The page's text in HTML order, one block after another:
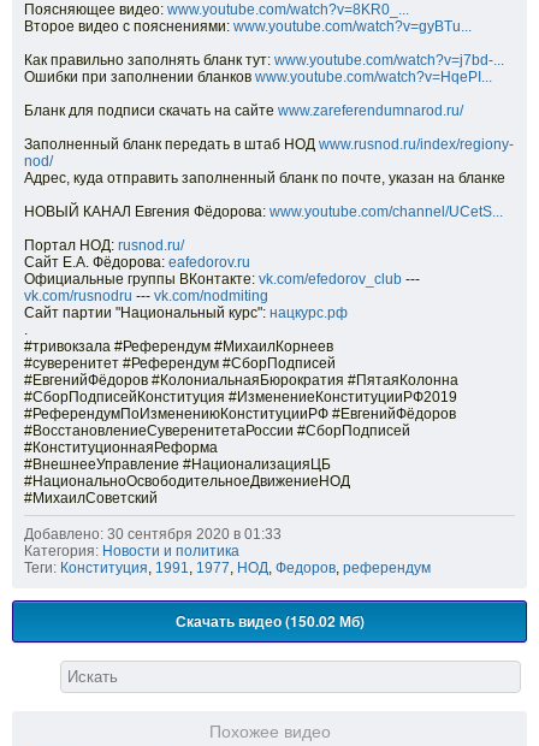
Поясняющее видео: www.youtube.com/watch?v=8KR0_...
Второе видео с пояснениями: www.youtube.com/watch?v=gyBTu...
Как правильно заполнять бланк тут: www.youtube.com/watch?v=j7bd-...
Ошибки при заполнении бланков www.youtube.com/watch?v=HqePI...
Бланк для подписи скачать на сайте www.zareferendumnarod.ru/
Заполненный бланк передать в штаб НОД www.rusnod.ru/index/regiony-
nod/
Адрес, куда отправить заполненный бланк по почте, указан на бланке
НОВЫЙ КАНАЛ Евгения Фёдорова: www.youtube.com/channel/UCetS...
Портал НОД: rusnod.ru/
Сайт Е.А. Фёдорова: eafedorov.ru
Официальные группы ВКонтакте: vk.com/efedorov_club ---
vk.com/rusnodru --- vk.com/nodmiting
Сайт партии "Национальный курс": нацкурс.рф
.
#тривокзала #Референдум #МихаилКорнеев
#суверенитет #Референдум #СборПодписей
#ЕвгенийФёдоров #КолониальнаяБюрократия #ПятаяКолонна
#СборПодписейКонституция #ИзменениеКонституцииРФ2019
#РеферендумПоИзменениюКонституцииРФ #ЕвгенийФёдоров
#ВосстановлениеСуверенитетаРоссии #СборПодписей
#КонституционнаяРеформа
#ВнешнееУправление #НационализацияЦБ
#НациональноОсвободительноеДвижениеНОД
#МихаилСоветский
Добавлено: 30 сентября 2020 в 01:33
Категория: Новости и политика
Теги: Конституция, 1991, 1977, НОД, Федоров, референдум
Скачать видео (150.02 Мб)
Похожее видео